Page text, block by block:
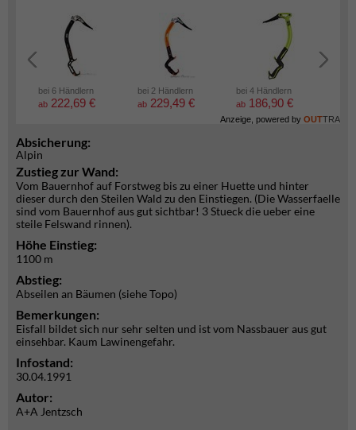
bei 6 Händlern
ab 222,69 €
bei 2 Händlern
ab 229,49 €
bei 4 Händlern
ab 186,90 €
Anzeige, powered by OUTTRA
Absicherung:
Alpin
Zustieg zur Wand:
Vom Bauernhof auf Forstweg bis zu einer Huette und hinter
dieser durch den Steilen Wald zu den Einstiegen. (Die Wasserfaelle
sind vom Bauernhof aus gut sichtbar! 3 Stueck die ueber eine
steile Felswand rinnen).
Höhe Einstieg:
1100 m
Abstieg:
Abseilen an Bäumen (siehe Topo)
Bemerkungen:
Eisfall bildet sich nur sehr selten und ist vom Nassbauer aus gut
einsehbar. Kaum Lawinengefahr.
Infostand:
30.04.1991
Autor:
A+A Jentzsch